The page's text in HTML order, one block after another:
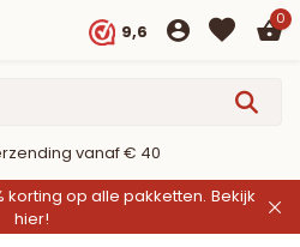
9,6
0
vanaf € 40
korting op alle pakketten. Bekijk
hier!